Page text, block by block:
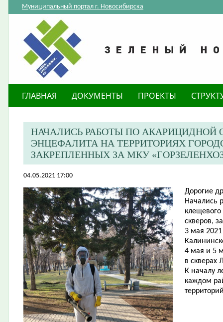
Муниципальный портал г. Новосибирска
ГЛАВНАЯ ДОКУМЕНТЫ ПРОЕКТЫ
НАЧАЛИСЬ РАБОТЫ ПО АКАРИЦИДНОЙ
ЭНЦЕФАЛИТА НА ТЕРРИТОРИЯХ
ЗАКРЕПЛЕННЫХ ЗА МКУ
04.05.2021 17:00
Дорогие
Начались
клещевого
скверов,
3 мая
4 мая и 5
в скверах
К началу
каждом